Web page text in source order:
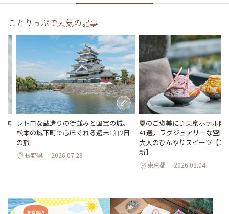
ことりっぷで人気の記事
選
レトロな蔵造りの街並みと国宝の城。
松本の城下町で心ほぐれる週末1泊2日
の旅
長野県 2026.07.28
夏のご褒美に♪東京ホテル限
41選。ラグジュアリーな空間
大人のひんやりスイーツ【
新】
東京都 2026.08.04